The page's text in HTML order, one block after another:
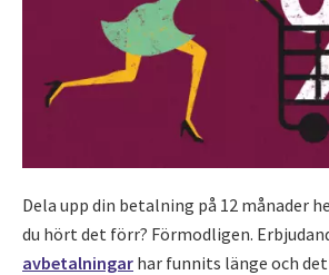
Dela upp din betalning på 12 månader
du hört det förr? Förmodligen.
avbetalningar har funnits länge och